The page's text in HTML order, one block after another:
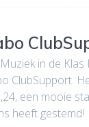
in de
ClubSupport.
een mooie
heeft gestemd!